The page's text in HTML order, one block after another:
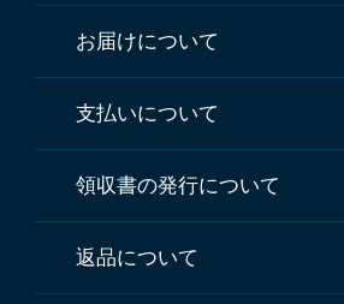
お届けについて
支払いについて
領収書の発行について
返品について